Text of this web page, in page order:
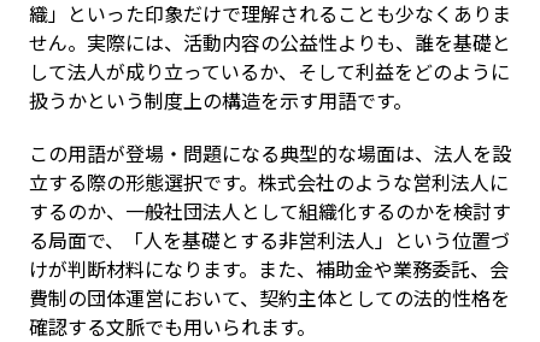
織」といった印象だけで理解されることも少なくありま
せん。実際には、活動内容の公益性よりも、誰を基礎と
して法人が成り立っているか、そして利益をどのように
扱うかという制度上の構造を示す用語です。
この用語が登場・問題になる典型的な場面は、法人を設
立する際の形態選択です。株式会社のような営利法人に
するのか、一般社団法人として組織化するのかを検討す
る局面で、「人を基礎とする非営利法人」という位置づ
けが判断材料になります。また、補助金や業務委託、会
費制の団体運営において、契約主体としての法的性格を
確認する文脈でも用いられます。